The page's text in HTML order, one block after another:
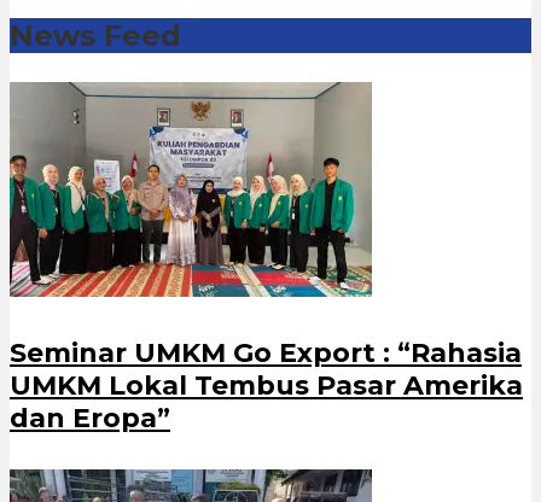
News Feed
Seminar UMKM Go Export : “Rahasia
UMKM Lokal Tembus Pasar Amerika
dan Eropa”